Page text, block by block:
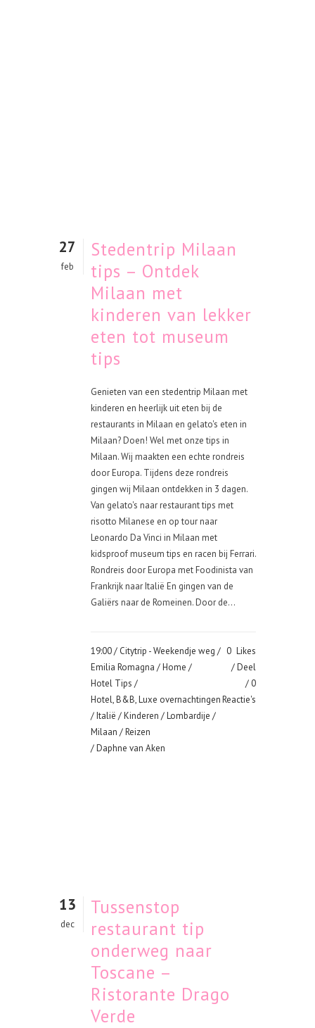
27
feb
Stedentrip Milaan
tips – Ontdek
Milaan met
kinderen van lekker
eten tot museum
tips
Genieten van een stedentrip Milaan met
kinderen en heerlijk uit eten bij de
restaurants in Milaan en gelato's eten in
Milaan? Doen! Wel met onze tips in
Milaan. Wij maakten een echte rondreis
door Europa. Tijdens deze rondreis
gingen wij Milaan ontdekken in 3 dagen.
Van gelato's naar restaurant tips met
risotto Milanese en op tour naar
Leonardo Da Vinci in Milaan met
kidsproof museum tips en racen bij Ferrari.
Rondreis door Europa met Foodinista van
Frankrijk naar Italië En gingen van de
Galiërs naar de Romeinen. Door de...
19:00 / Citytrip - Weekendje weg /
Emilia Romagna /Home /
Hotel Tips /
Hotel, B&B, Luxe overnachtingen
/Italië /Kinderen /Lombardije /
Milaan /Reizen
/ Daphne van Aken
0 Likes
Deel
0
Reactie's
13
dec
Tussenstop
restaurant tip
onderweg naar
Toscane –
Ristorante Drago
Verde